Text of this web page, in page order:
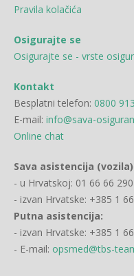
Pravila kolačića
Osigurajte se
Osigurajte se - vrste
Kontakt
Besplatni telefon: 0800
E-mail: info@sava-
Online chat
Sava asistencija
- u Hrvatskoj: 01 66 66 290
- izvan Hrvatske: +385 1
Putna asistencija:
- izvan Hrvatske: +385 1
- E-mail: opsmed@tbs-